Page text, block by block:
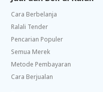
Cara Berbelanja
Ralali Tender
Pencarian Populer
Semua Merek
Metode Pembayaran
Cara Berjualan